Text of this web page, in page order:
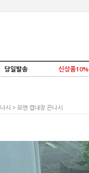
당일발송 신상품10%
나시 > 모엔 캡내장 끈나시